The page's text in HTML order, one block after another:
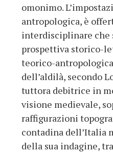
omonimo.
antropologica, è
interdisciplinare che
prospettiva storico-
teorico-
dell’aldilà, secondo
tuttora debitrice in
visione medievale,
raffigurazioni
contadina dell’Italia
della sua indagine,